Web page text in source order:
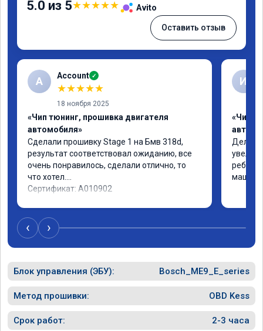
5.0 из 5★★★★★ Avito
Оставить отзыв
A Account ✓
★★★★★
18 ноября 2025
«Чип тюнинг, прошивка двигателя
автомобиля»
Сделали прошивку Stage 1 на Бмв 318d,
результат соответствовал ожиданию, все
очень понравилось, сделали отлично, то
что хотел.
Сертификат: A010902
И
«Чип
Делали
ребята
машина
‹ ›
Блок управления (ЭБУ): Bosch_ME9_E_series
Метод прошивки: OBD Kess
Срок работ: 2-3 часа